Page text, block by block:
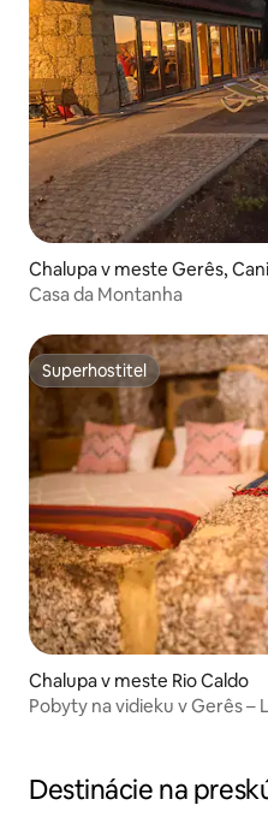
Chalupa v meste Gerês,
Casa da Montanha
Superhostiteľ
Superhostiteľ
Chalupa v meste Rio Caldo
Pobyty na vidieku v Gerês –
Destinácie na